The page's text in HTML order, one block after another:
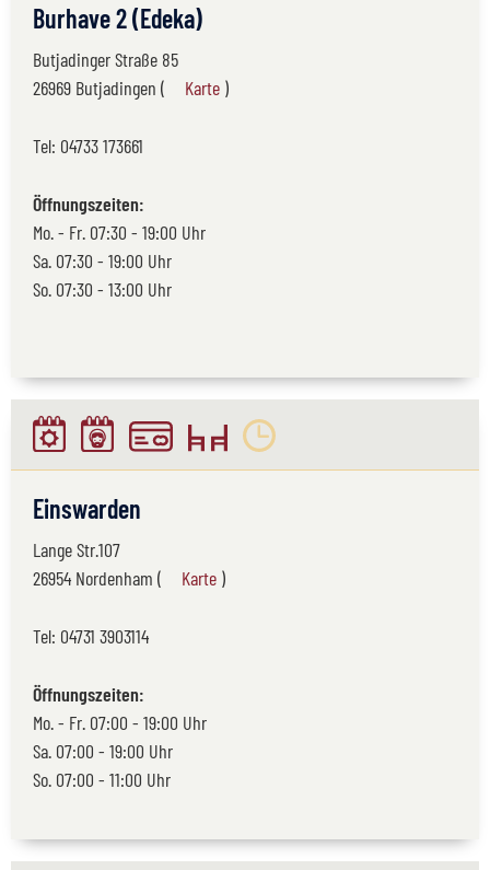
Burhave 2 (Edeka)
Butjadinger Straße 85
26969 Butjadingen (
Karte )
Tel: 04733 173661
Öffnungszeiten:
Mo. - Fr. 07:30 - 19:00 Uhr
Sa. 07:30 - 19:00 Uhr
So. 07:30 - 13:00 Uhr
Einswarden
Lange Str.107
26954 Nordenham (
Karte )
Tel: 04731 3903114
Öffnungszeiten:
Mo. - Fr. 07:00 - 19:00 Uhr
Sa. 07:00 - 19:00 Uhr
So. 07:00 - 11:00 Uhr